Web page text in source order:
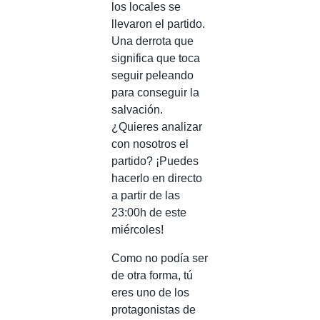
los locales se
llevaron el partido.
Una derrota que
significa que toca
seguir peleando
para conseguir la
salvación.
¿Quieres analizar
con nosotros el
partido? ¡Puedes
hacerlo en directo
a partir de las
23:00h de este
miércoles!
Como no podía ser
de otra forma, tú
eres uno de los
protagonistas de